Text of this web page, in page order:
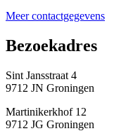
Meer contactgegevens
Bezoekadres
Sint Jansstraat 4
9712 JN Groningen
Martinikerkhof 12
9712 JG Groningen